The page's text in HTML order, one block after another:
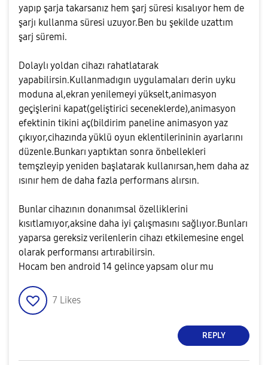
yapıp şarja takarsanız hem şarj süresi kısalıyor hem de
şarjı kullanma süresi uzuyor.Ben bu şekilde uzattım
şarj süremi.
Dolaylı yoldan cihazı rahatlatarak
yapabilirsin.Kullanmadıgın uygulamaları derin uyku
moduna al,ekran yenilemeyi yükselt,animasyon
geçişlerini kapat(geliştirici seceneklerde),animasyon
efektinin tikini aç(bildirim paneline animasyon yaz
çıkıyor,cihazında yüklü oyun eklentilerininin ayarlarını
düzenle.Bunkarı yaptıktan sonra önbellekleri
temşzleyip yeniden başlatarak kullanırsan,hem daha az
ısınır hem de daha fazla performans alırsın.
Bunlar cihazının donanımsal özelliklerini
kısıtlamıyor,aksine daha iyi çalışmasını sağlıyor.Bunları
yaparsa gereksiz verilenlerin cihazı etkilemesine engel
olarak performansı artırabilirsin.
Hocam ben android 14 gelince yapsam olur mu
7 Likes
REPLY